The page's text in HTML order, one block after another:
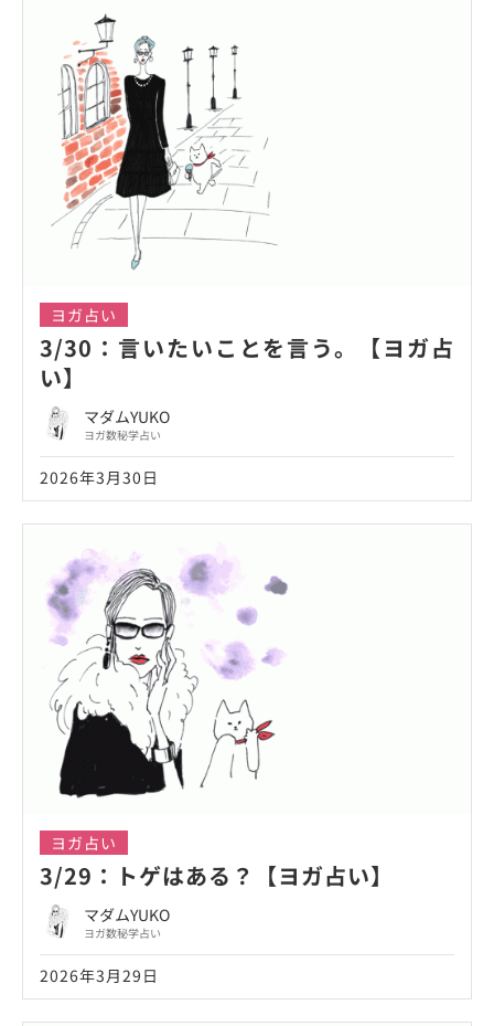
ヨガ占い
3/30：言いたいことを言う。【ヨガ占
い】
マダムYUKO
ヨガ数秘学占い
2026年3月30日
ヨガ占い
3/29：トゲはある？【ヨガ占い】
マダムYUKO
ヨガ数秘学占い
2026年3月29日